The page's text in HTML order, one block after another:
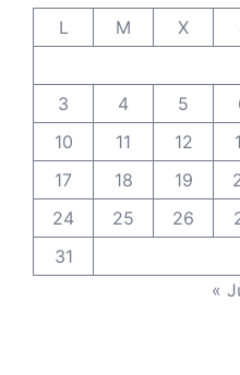
L
M X
3
4 5
10
11 12
17
18 19
24
25 26
31
«